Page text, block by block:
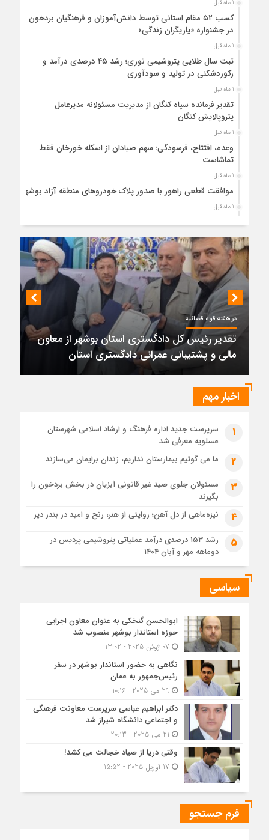
1 ماه قبل
کسب ۵۲ مقام استانی توسط دانش‌آموزان و فرهنگیان بردخون
در جشنواره «یاریگران زندگی»
1 ماه قبل
ثبت سال طلایی پتروشیمی نوری؛ رشد ۴۵ درصدی درآمد و
رکوردشکنی در تولید و سودآوری
1 ماه قبل
تقدیر فرمانده سپاه کنگان از مدیریت مسئولانه مدیرعامل
پتروپالایش کنگان
1 ماه قبل
وعده، افتتاح، فرسودگی؛ سهم صیادان از اسکله خورخان فقط
تماشاست
1 ماه قبل
موافقت قطعی راهور با صدور پلاک خودروهای منطقه آزاد بوشهر
1 ماه قبل
حضور میدانی واحد ثبتی دیر در آبدان؛ ارائه خدمات و نقشه‌برداری
رایگان برای کاهش مراجعات مردمی
1 ماه قبل
دبیر ستاد بزرگداشت هفته دولت در استان بوشهر منصوب شد
کمربندی دیر؛ مسیر نجاتی که در بن‌بست ترک‌فعل‌ها مانده است
پتروشیمی نوری بر سکوی طلای BRICS 2026 ایستاد
1 ماه قبل
تقدیر رئیس کل دادگستری استان بوشهر از معاون مالی و
پشتیبانی عمرانی دادگستری استان
1 ماه قبل
دادستان بوشهر: تسری منطقه آزاد به بافت شهری مرکز استان
1 ماه قبل
زابل و بندر دیر در فهرست داغ‌ترین نقاط جهان؛ جنوب و شرق ایران
زیر آتش تابستان
در هفته قوه قضائیه
تقدیر رئیس کل دادگستری استان بوشهر از معاون
مالی و پشتیبانی عمرانی دادگستری استان
اخبار مهم
1
سرپرست جدید اداره فرهنگ و ارشاد اسلامی شهرستان
عسلویه معرفی شد
2 ما می گوئیم بیمارستان نداریم، زندان برایمان می‌سازند.
3
مسئولان جلوی صید غیر قانونی آبزیان در بخش بردخون را
بگیرند
4 نیزه‌ماهی از دل آهن؛ روایتی از هنر، رنج و امید در بندر دیر
5
رشد ۱۵۳ درصدی درآمد عملیاتی پتروشیمی پردیس در
دوماهه مهر و آبان ۱۴۰۴
سیاسی
ابوالحسن گنخکی به عنوان معاون اجرایی
حوزه استاندار بوشهر منصوب شد
نگاهی به حضور استاندار بوشهر در سفر
رئیس‌جمهور به عمان
دکتر ابراهیم عباسی سرپرست معاونت فرهنگی
و اجتماعی دانشگاه شیراز شد
وقتی دریا از صیاد خجالت می کشد!
فرم جستجو